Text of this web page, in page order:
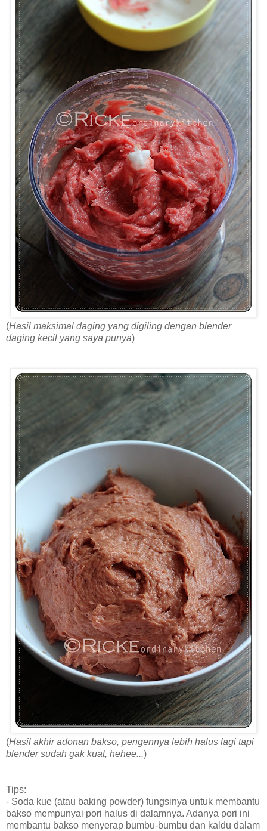
(Hasil maksimal daging yang digiling dengan blender
daging kecil yang saya punya)
(Hasil akhir adonan bakso, pengennya lebih halus lagi tapi
blender sudah gak kuat, hehee...)
Tips:
- Soda kue (atau baking powder) fungsinya untuk membantu
bakso mempunyai pori halus di dalamnya. Adanya pori ini
membantu bakso menyerap bumbu-bumbu dan kaldu dalam